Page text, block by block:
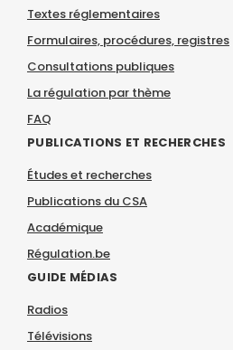
Textes réglementaires
Formulaires, procédures, registres
Consultations publiques
La régulation par thème
FAQ
PUBLICATIONS ET RECHERCHES
Études et recherches
Publications du CSA
Académique
Régulation.be
GUIDE MÉDIAS
Radios
Télévisions